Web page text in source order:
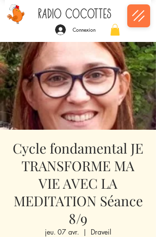
Connexion
Cycle fondamental JE
TRANSFORME MA
VIE AVEC LA
MEDITATION Séance
8/9
jeu. 07 avr.
  |
Draveil